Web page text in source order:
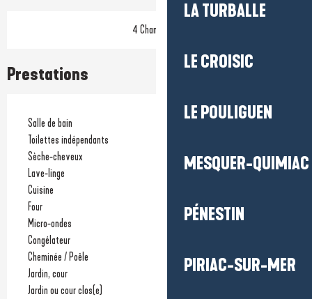
LA TURBALLE
LE CROISIC
LE POULIGUEN
MESQUER-QUIMIAC
PÉNESTIN
PIRIAC-SUR-MER
4 Chambre(s)
Prestations
Salle de bain
Toilettes indépendants
Sèche-cheveux
Lave-linge
Cuisine
Four
Micro-ondes
Congélateur
Cheminée / Poêle
Jardin, cour
Jardin ou cour clos(e)